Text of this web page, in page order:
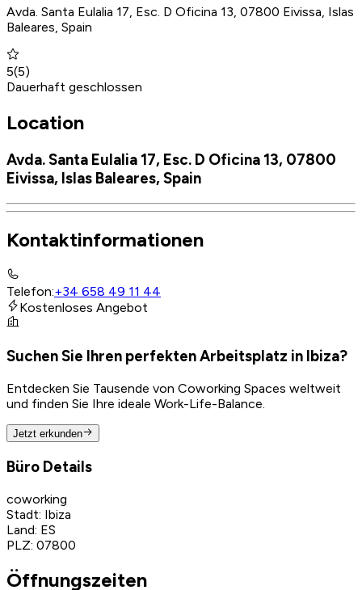
Avda. Santa Eulalia 17, Esc. D Oficina 13, 07800 Eivissa, Islas
Baleares, Spain
5(5)
Dauerhaft geschlossen
Location
Avda. Santa Eulalia 17, Esc. D Oficina 13, 07800
Eivissa, Islas Baleares, Spain
Kontaktinformationen
Telefon:+34 658 49 11 44
Kostenloses Angebot
Suchen Sie Ihren perfekten Arbeitsplatz in Ibiza?
Entdecken Sie Tausende von Coworking Spaces weltweit
und finden Sie Ihre ideale Work-Life-Balance.
Jetzt erkunden
Büro Details
coworking
Stadt: Ibiza
Land: ES
PLZ: 07800
Öffnungszeiten